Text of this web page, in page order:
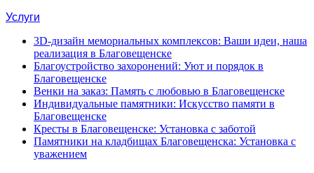
Услуги
3D-дизайн мемориальных комплексов: Ваши идеи, наша
реализация в Благовещенске
Благоустройство захоронений: Уют и порядок в
Благовещенске
Венки на заказ: Память с любовью в Благовещенске
Индивидуальные памятники: Искусство памяти в
Благовещенске
Кресты в Благовещенске: Установка с заботой
Памятники на кладбищах Благовещенска: Установка с
уважением